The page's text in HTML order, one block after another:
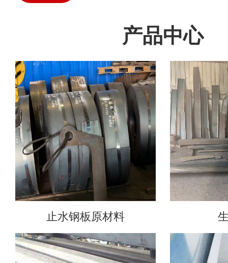
产品中心
止水钢板原材料